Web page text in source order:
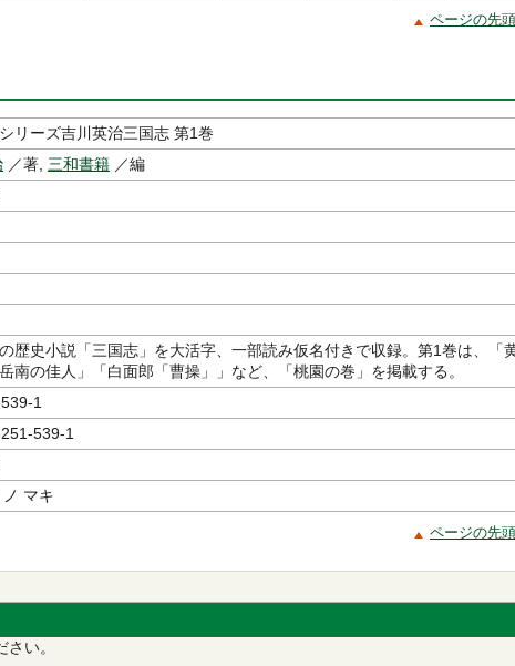
ページの先
リーズ吉川英治三国志 第1巻
／著, 三和書籍 ／編
歴史小説「三国志」を大活字、一部読み仮名付きで収録。第1巻は、「
南の佳人」「白面郎「曹操」」など、「桃園の巻」を掲載する。
1
539-1
ノ マキ
ページの先
い。